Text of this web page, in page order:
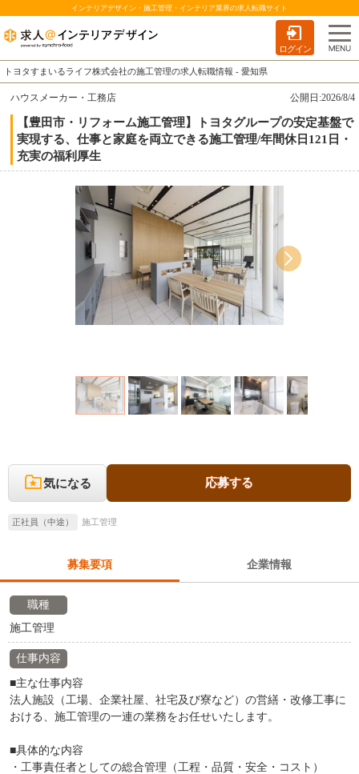
インテリアデザイン・施工管理・インテリア業界の求人転職サイト
ログイン
トヨタすまいるライフ株式会社の施工管理の求人転職情報 - 愛知県
ハウスメーカー・工務店 公開日:2026/8/4
【豊田市・リフォーム施工管理】トヨタグループの安定基盤で
実現する、仕事と家庭を両立できる施工管理/年間休日121日・
充実の福利厚生
気になる 応募する
正社員（中途） 施工管理
募集要項 企業情報
職種
施工管理
仕事内容
■主な仕事内容
法人施設（工場、企業社屋、社宅及び寮など）の営繕・改修工事に
おける、施工管理の一連の業務をお任せいたします。
■具体的な内容
・工事責任者としての総合管理（工程・品質・安全・コスト）